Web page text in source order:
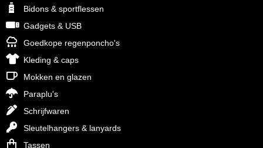
Bidons & sportflessen
Gadgets & USB
Goedkope regenponcho's
Kleding & caps
Mokken en glazen
Paraplu's
Schrijfwaren
Sleutelhangers & lanyards
Tassen